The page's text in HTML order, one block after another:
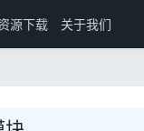
源下载 关于我们